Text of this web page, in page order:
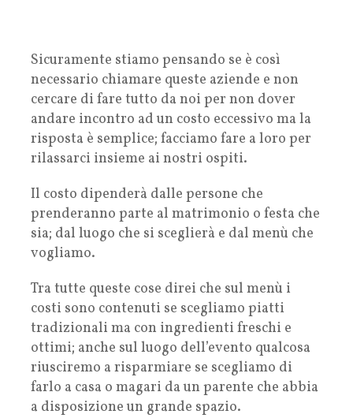
Sicuramente stiamo pensando se è così
necessario chiamare queste aziende e non
cercare di fare tutto da noi per non dover
andare incontro ad un costo eccessivo ma la
risposta è semplice; facciamo fare a loro per
rilassarci insieme ai nostri ospiti.
Il costo dipenderà dalle persone che
prenderanno parte al matrimonio o festa che
sia; dal luogo che si sceglierà e dal menù che
vogliamo.
Tra tutte queste cose direi che sul menù i
costi sono contenuti se scegliamo piatti
tradizionali ma con ingredienti freschi e
ottimi; anche sul luogo dell’evento qualcosa
riusciremo a risparmiare se scegliamo di
farlo a casa o magari da un parente che abbia
a disposizione un grande spazio.